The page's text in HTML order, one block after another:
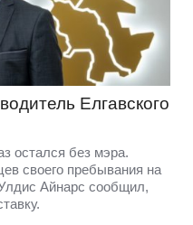
Елгавского
остался без мэра.
своего пребывания на
Айнарс сообщил,